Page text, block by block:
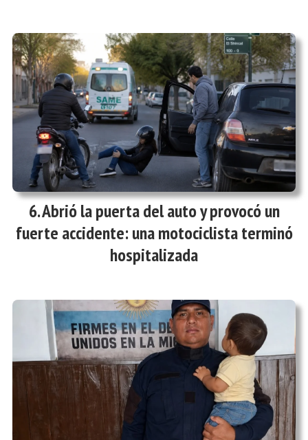
Abrió la puerta del auto y provocó un
fuerte accidente: una motociclista terminó
hospitalizada